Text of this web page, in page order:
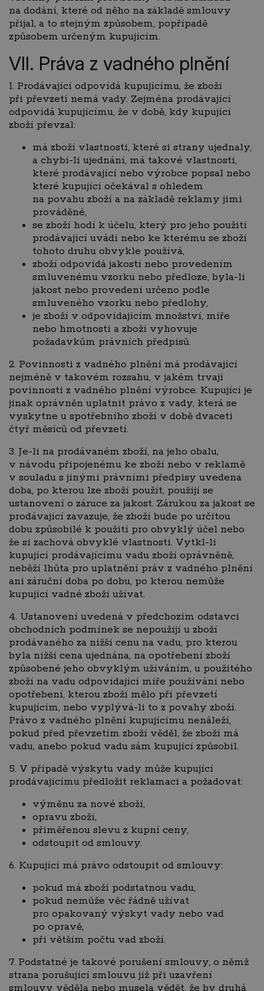
na dodání, které od něho na základě smlouvy
přijal, a to stejným způsobem, popřípadě
způsobem určeným kupujícím.
VII. Práva z vadného plnění
1. Prodávající odpovídá kupujícímu, že zboží
při převzetí nemá vady. Zejména prodávající
odpovídá kupujícímu, že v době, kdy kupující
zboží převzal:
má zboží vlastnosti, které si strany ujednaly,
a chybí-li ujednání, má takové vlastnosti,
které prodávající nebo výrobce popsal nebo
které kupující očekával s ohledem
na povahu zboží a na základě reklamy jimi
prováděné,
se zboží hodí k účelu, který pro jeho použití
prodávající uvádí nebo ke kterému se zboží
tohoto druhu obvykle používá,
zboží odpovídá jakostí nebo provedením
smluvenému vzorku nebo předloze, byla-li
jakost nebo provedení určeno podle
smluveného vzorku nebo předlohy,
je zboží v odpovídajícím množství, míře
nebo hmotnosti a zboží vyhovuje
požadavkům právních předpisů.
2. Povinnosti z vadného plnění má prodávající
nejméně v takovém rozsahu, v jakém trvají
povinnosti z vadného plnění výrobce. Kupující je
jinak oprávněn uplatnit právo z vady, která se
vyskytne u spotřebního zboží v době dvaceti
čtyř měsíců od převzetí.
3. Je-li na prodávaném zboží, na jeho obalu,
v návodu připojenému ke zboží nebo v reklamě
v souladu s jinými právními předpisy uvedena
doba, po kterou lze zboží použít, použijí se
ustanovení o záruce za jakost. Zárukou za jakost se
prodávající zavazuje, že zboží bude po určitou
dobu způsobilé k použití pro obvyklý účel nebo
že si zachová obvyklé vlastnosti. Vytkl-li
kupující prodávajícímu vadu zboží oprávněně,
neběží lhůta pro uplatnění práv z vadného plnění
ani záruční doba po dobu, po kterou nemůže
kupující vadné zboží užívat.
4. Ustanovení uvedená v předchozím odstavci
obchodních podmínek se nepoužijí u zboží
prodávaného za nižší cenu na vadu, pro kterou
byla nižší cena ujednána, na opotřebení zboží
způsobené jeho obvyklým užíváním, u použitého
zboží na vadu odpovídající míře používání nebo
opotřebení, kterou zboží mělo při převzetí
kupujícím, nebo vyplývá-li to z povahy zboží.
Právo z vadného plnění kupujícímu nenáleží,
pokud před převzetím zboží věděl, že zboží má
vadu, anebo pokud vadu sám kupující způsobil.
5. V případě výskytu vady může kupující
prodávajícímu předložit reklamaci a požadovat:
výměnu za nové zboží,
opravu zboží,
přiměřenou slevu z kupní ceny,
odstoupit od smlouvy.
6. Kupující má právo odstoupit od smlouvy:
pokud má zboží podstatnou vadu,
pokud nemůže věc řádně užívat
pro opakovaný výskyt vady nebo vad
po opravě,
při větším počtu vad zboží.
7. Podstatné je takové porušení smlouvy, o němž
strana porušující smlouvu již při uzavření
smlouvy věděla nebo musela vědět, že by druhá